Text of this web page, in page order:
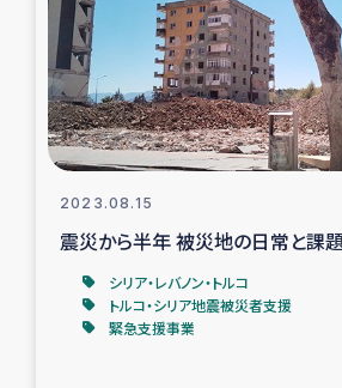
漁民によるマングローブ
レバノンでのシリア難民への
レバノンにおける緊
レバノンでのシリア難民への
レバノンでのシリア難民・レバノ
2023.08.15
震災から半年 被災地の日常と課
シリア・レバノン・トルコ
トルコ・シリア地震被災者支援
緊急支援事業